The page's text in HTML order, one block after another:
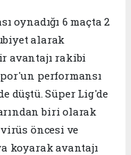
oynadığı 6 maçta 2
alarak
avantajı rakibi
performansı
düştü. Süper Lig'de
biri olarak
öncesi ve
koyarak avantajı